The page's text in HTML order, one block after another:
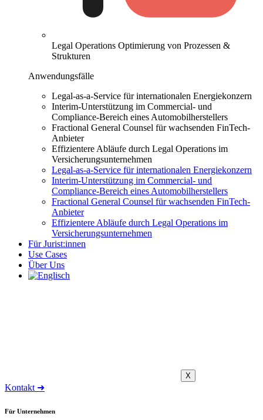
Legal Operations Optimierung von Prozessen &
Strukturen
Anwendungsfälle
Legal-as-a-Service für internationalen Energiekonzern
Interim-Unterstützung im Commercial- und
Compliance-Bereich eines Automobilherstellers
Fractional General Counsel für wachsenden FinTech-
Anbieter
Effizientere Abläufe durch Legal Operations im
Versicherungsunternehmen
Legal-as-a-Service für internationalen Energiekonzern
Interim-Unterstützung im Commercial- und
Compliance-Bereich eines Automobilherstellers
Fractional General Counsel für wachsenden FinTech-
Anbieter
Effizientere Abläufe durch Legal Operations im
Versicherungsunternehmen
Für Jurist:innen
Use Cases
Über Uns
X
Kontakt ➜
Für Unternehmen